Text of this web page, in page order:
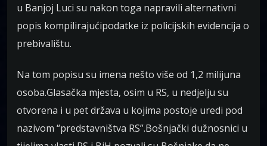
u Banjoj Luci su nakon toga napravili alternativni
popis kompilirajućipodatke iz policijskih evidencija o
prebivalištu.
Na tom popisu su imena nešto više od 1,2 milijuna
osoba.Glasačka mjesta, osim u RS, u nedjelju su
otvorena i u pet država u kojima postoje uredi pod
nazivom “predstavništva RS”.Bošnjački dužnosnici u